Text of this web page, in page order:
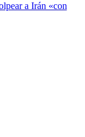
a Irán «con